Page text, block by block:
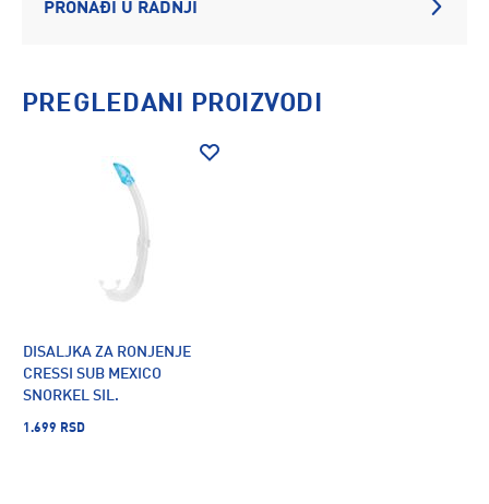
PRONAĐI U RADNJI
PREGLEDANI PROIZVODI
DISALJKA ZA RONJENJE
CRESSI SUB MEXICO
SNORKEL SIL.
1.699 RSD